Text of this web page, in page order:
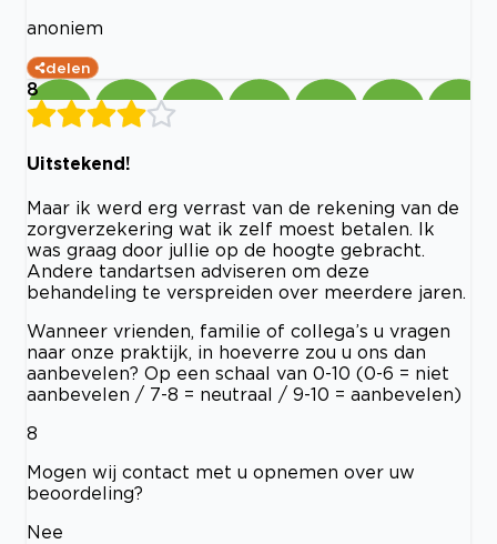
anoniem
delen
8
Uitstekend!
Maar ik werd erg verrast van de rekening van de
zorgverzekering wat ik zelf moest betalen. Ik
was graag door jullie op de hoogte gebracht.
Andere tandartsen adviseren om deze
behandeling te verspreiden over meerdere jaren.
Wanneer vrienden, familie of collega’s u vragen
naar onze praktijk, in hoeverre zou u ons dan
aanbevelen? Op een schaal van 0-10 (0-6 = niet
aanbevelen / 7-8 = neutraal / 9-10 = aanbevelen)
8
Mogen wij contact met u opnemen over uw
beoordeling?
Nee